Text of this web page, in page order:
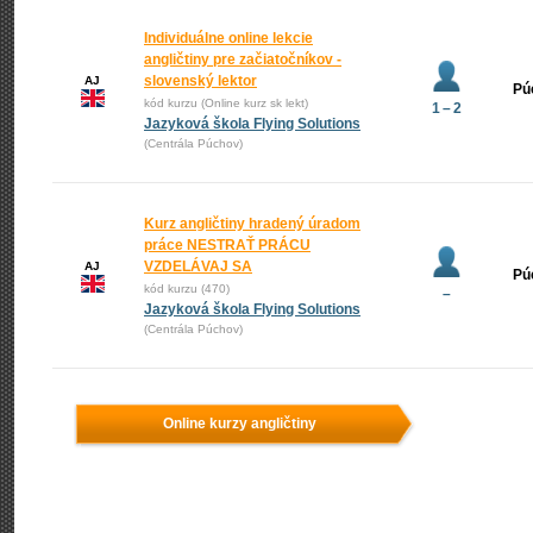
AJ
Individuálne online lekcie
angličtiny pre začiatočníkov -
slovenský lektor
kód kurzu (Online kurz sk lekt)
Jazyková škola Flying Solutions
(Centrála Púchov)
1 – 2
AJ
Kurz angličtiny hradený úradom
práce NESTRAŤ PRÁCU
VZDELÁVAJ SA
kód kurzu (470)
Jazyková škola Flying Solutions
(Centrála Púchov)
–
Online kurzy angličtiny